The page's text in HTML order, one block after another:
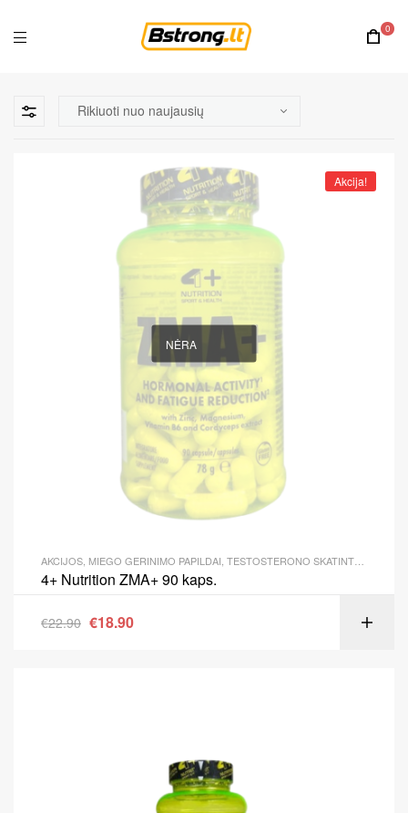
0
Akcija!
NĖRA
AKCIJOS MIEGO GERINIMO PAPILDAI TESTOSTERONO SKATINTOJAI
4+ Nutrition ZMA+ 90 kaps.
€22.90 €18.90